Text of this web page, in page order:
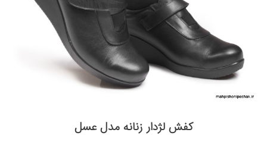
کفش لژدار زنانه مدل عسل